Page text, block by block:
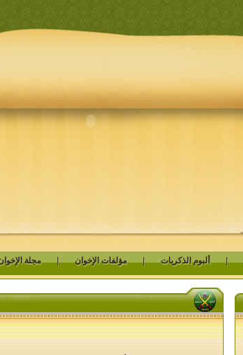
| ألبوم الذكريات | مؤلفات الإخوان | مجلة